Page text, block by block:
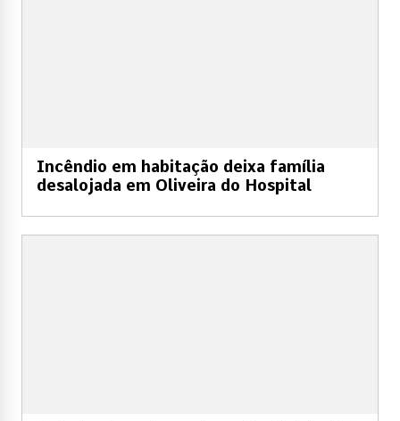
Incêndio em habitação deixa família
desalojada em Oliveira do Hospital